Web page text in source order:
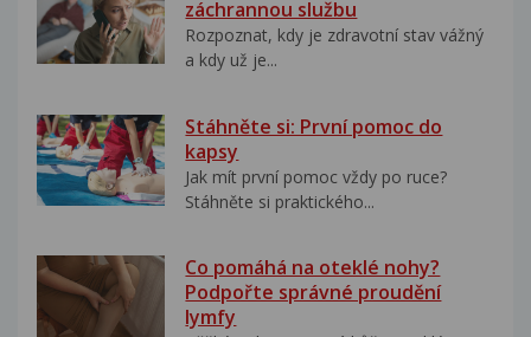
záchrannou službu
Rozpoznat, kdy je zdravotní stav vážný
a kdy už je...
Stáhněte si: První pomoc do
kapsy
Jak mít první pomoc vždy po ruce?
Stáhněte si praktického...
Co pomáhá na oteklé nohy?
Podpořte správné proudění
lymfy